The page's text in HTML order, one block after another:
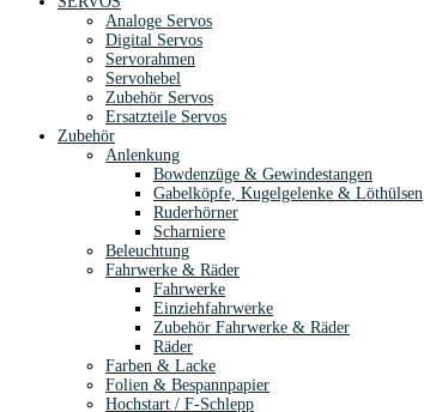
Analoge Servos
Digital Servos
Servorahmen
Servohebel
Zubehör Servos
Ersatzteile Servos
Zubehör
Anlenkung
Bowdenzüge & Gewindestangen
Gabelköpfe, Kugelgelenke & Löthülsen
Ruderhörner
Scharniere
Beleuchtung
Fahrwerke & Räder
Fahrwerke
Einziehfahrwerke
Zubehör Fahrwerke & Räder
Räder
Farben & Lacke
Folien & Bespannpapier
Hochstart / F-Schlepp